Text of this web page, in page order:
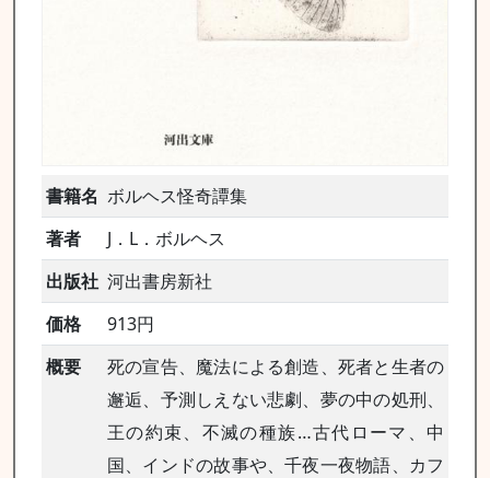
書籍名 ボルヘス怪奇譚集
著者
J．L．ボルヘス
出版社 河出書房新社
価格
913円
概要
死の宣告、魔法による創造、死者と生者の
邂逅、予測しえない悲劇、夢の中の処刑、
王の約束、不滅の種族…古代ローマ、中
国、インドの故事や、千夜一夜物語、カフ